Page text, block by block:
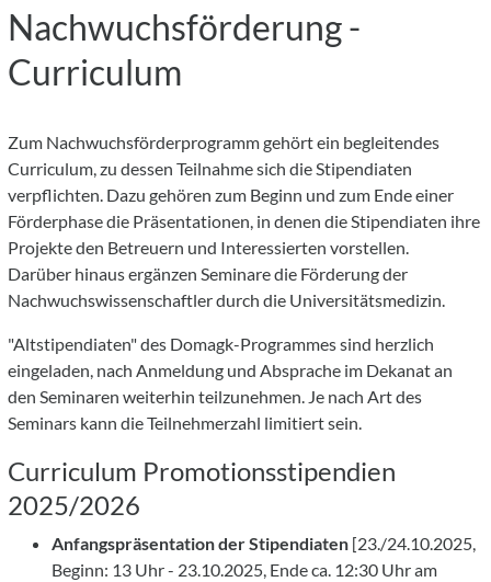
Nachwuchsförderung -
Curriculum
Zum Nachwuchsförderprogramm gehört ein begleitendes
Curriculum, zu dessen Teilnahme sich die Stipendiaten
verpflichten. Dazu gehören zum Beginn und zum Ende einer
Förderphase die Präsentationen, in denen die Stipendiaten ihre
Projekte den Betreuern und Interessierten vorstellen.
Darüber hinaus ergänzen Seminare die Förderung der
Nachwuchswissenschaftler durch die Universitätsmedizin.
"Altstipendiaten" des Domagk-Programmes sind herzlich
eingeladen, nach Anmeldung und Absprache im Dekanat an
den Seminaren weiterhin teilzunehmen. Je nach Art des
Seminars kann die Teilnehmerzahl limitiert sein.
Curriculum Promotionsstipendien
2025/2026
Anfangspräsentation der Stipendiaten [23./24.10.2025,
Beginn: 13 Uhr - 23.10.2025, Ende ca. 12:30 Uhr am